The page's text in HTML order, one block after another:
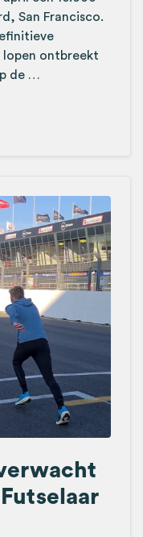
San Francisco.
lopen ontbreekt
de …